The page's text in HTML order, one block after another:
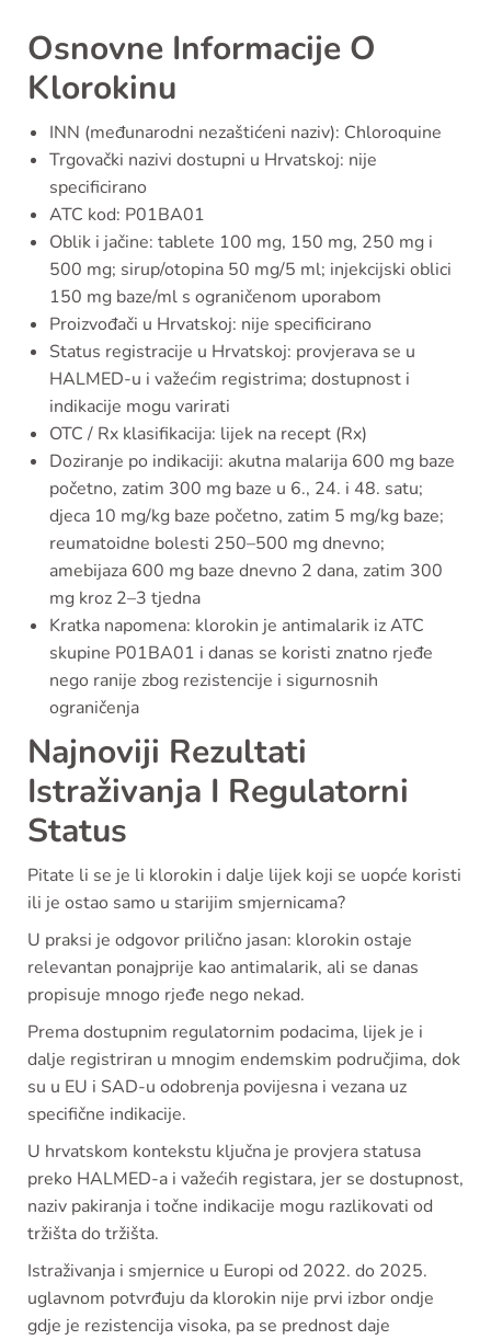
Osnovne Informacije O
Klorokinu
INN (međunarodni nezaštićeni naziv): Chloroquine
Trgovački nazivi dostupni u Hrvatskoj: nije
specificirano
ATC kod: P01BA01
Oblik i jačine: tablete 100 mg, 150 mg, 250 mg i
500 mg; sirup/otopina 50 mg/5 ml; injekcijski oblici
150 mg baze/ml s ograničenom uporabom
Proizvođači u Hrvatskoj: nije specificirano
Status registracije u Hrvatskoj: provjerava se u
HALMED-u i važećim registrima; dostupnost i
indikacije mogu varirati
OTC / Rx klasifikacija: lijek na recept (Rx)
Doziranje po indikaciji: akutna malarija 600 mg baze
početno, zatim 300 mg baze u 6., 24. i 48. satu;
djeca 10 mg/kg baze početno, zatim 5 mg/kg baze;
reumatoidne bolesti 250–500 mg dnevno;
amebijaza 600 mg baze dnevno 2 dana, zatim 300
mg kroz 2–3 tjedna
Kratka napomena: klorokin je antimalarik iz ATC
skupine P01BA01 i danas se koristi znatno rjeđe
nego ranije zbog rezistencije i sigurnosnih
ograničenja
Najnoviji Rezultati
Istraživanja I Regulatorni
Status
Pitate li se je li klorokin i dalje lijek koji se uopće koristi
ili je ostao samo u starijim smjernicama?
U praksi je odgovor prilično jasan: klorokin ostaje
relevantan ponajprije kao antimalarik, ali se danas
propisuje mnogo rjeđe nego nekad.
Prema dostupnim regulatornim podacima, lijek je i
dalje registriran u mnogim endemskim područjima, dok
su u EU i SAD-u odobrenja povijesna i vezana uz
specifične indikacije.
U hrvatskom kontekstu ključna je provjera statusa
preko HALMED-a i važećih registara, jer se dostupnost,
naziv pakiranja i točne indikacije mogu razlikovati od
tržišta do tržišta.
Istraživanja i smjernice u Europi od 2022. do 2025.
uglavnom potvrđuju da klorokin nije prvi izbor ondje
gdje je rezistencija visoka, pa se prednost daje